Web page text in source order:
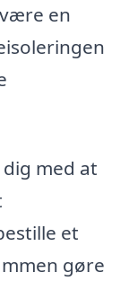
en
med at
et
gøre